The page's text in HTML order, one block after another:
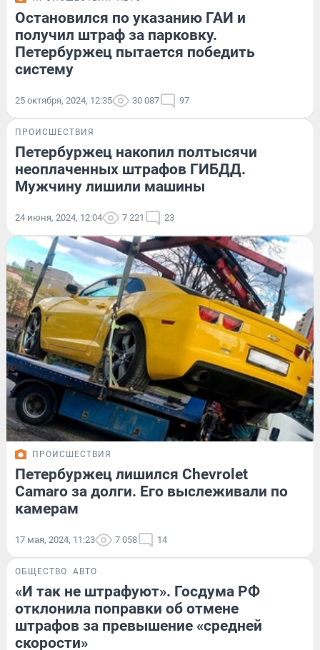
Остановился по указанию ГАИ и
получил штраф за парковку.
Петербуржец пытается победить
систему
25 октября, 2024, 12:35 30 087 97
ПРОИСШЕСТВИЯ
Петербуржец накопил полтысячи
неоплаченных штрафов ГИБДД.
Мужчину лишили машины
24 июня, 2024, 12:04 7 221 23
ПРОИСШЕСТВИЯ
Петербуржец лишился Chevrolet
Camaro за долги. Его выслеживали по
камерам
17 мая, 2024, 11:23 7 058 14
ОБЩЕСТВО АВТО
«И так не штрафуют». Госдума РФ
отклонила поправки об отмене
штрафов за превышение «средней
скорости»